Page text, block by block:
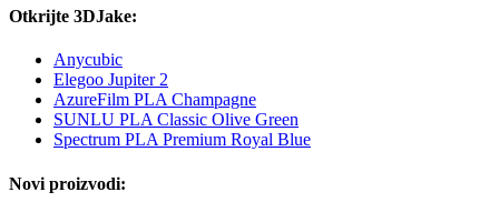
Otkrijte 3DJake:
Anycubic
Elegoo Jupiter 2
AzureFilm PLA Champagne
SUNLU PLA Classic Olive Green
Spectrum PLA Premium Royal Blue
Novi proizvodi: